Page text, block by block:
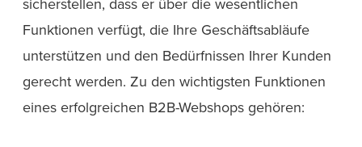
Funktionen verfügt, die Ihre Geschäftsabläufe
unterstützen und den Bedürfnissen Ihrer Kunden
gerecht werden. Zu den wichtigsten Funktionen
eines erfolgreichen B2B-Webshops gehören: